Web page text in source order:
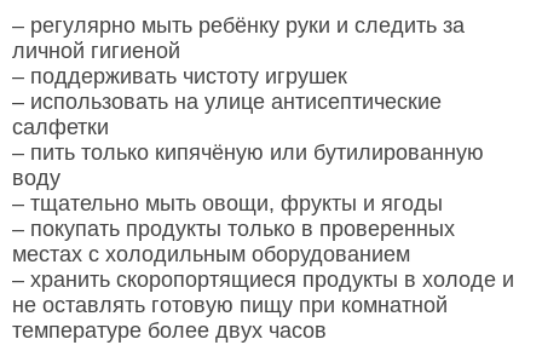
– регулярно мыть ребёнку руки и следить за
личной гигиеной
– поддерживать чистоту игрушек
– использовать на улице антисептические
салфетки
– пить только кипячёную или бутилированную
воду
– тщательно мыть овощи, фрукты и ягоды
– покупать продукты только в проверенных
местах с холодильным оборудованием
– хранить скоропортящиеся продукты в холоде и
не оставлять готовую пищу при комнатной
температуре более двух часов